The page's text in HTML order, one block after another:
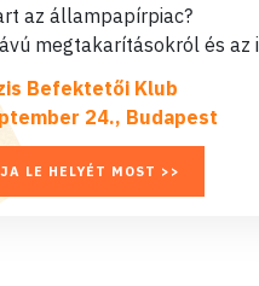
az állampapírpiac?
megtakarításokról és
Befektetői Klub
24., Budapest
LE HELYÉT MOST >>